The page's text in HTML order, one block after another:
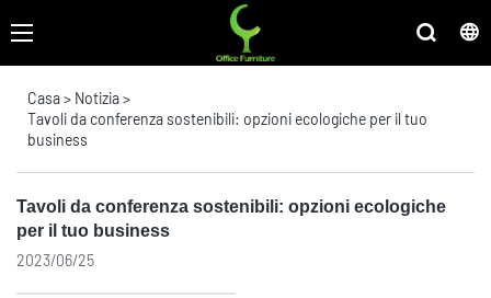
Casa> Notizia>
Tavoli da conferenza sostenibili: opzioni ecologiche per il tuo
business
Tavoli da conferenza sostenibili: opzioni ecologiche
per il tuo business
2023/06/25